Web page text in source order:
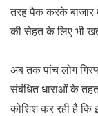
तरह पैक करके बाजार
की सेहत के लिए भी
अब तक पांच लोग
संबंधित धाराओं के तहत
कोशिश कर रही है कि